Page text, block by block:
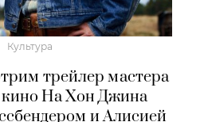
Культура
трейлер мастера
кино На Хон Джина
и Алисией